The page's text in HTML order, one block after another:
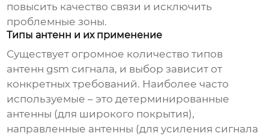
повысить качество связи и исключить
проблемные зоны.
Типы антенн и их применение
Существует огромное количество типов
антенн gsm сигнала, и выбор зависит от
конкретных требований. Наиболее часто
используемые – это детерминированные
антенны (для широкого покрытия),
направленные антенны (для усиления сигнала